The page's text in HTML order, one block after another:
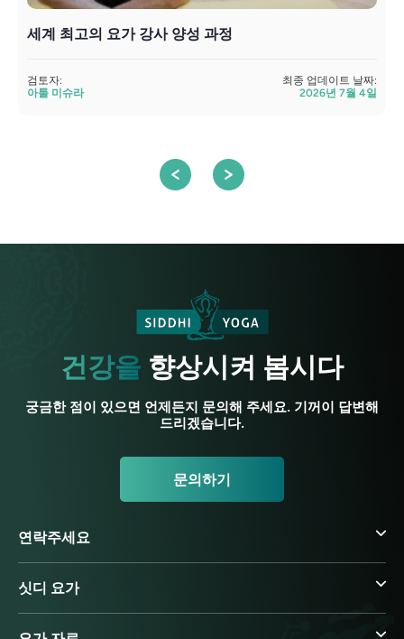
세계 최고의 요가 강사 양성 과정
검토자:
아툴 미슈라
최종 업데이트 날짜:
2026년 7월 4일
건강을 향상시켜 봅시다
궁금한 점이 있으면 언제든지 문의해 주세요. 기꺼이 답변해
드리겠습니다.
문의하기
연락주세요
싯디 요가